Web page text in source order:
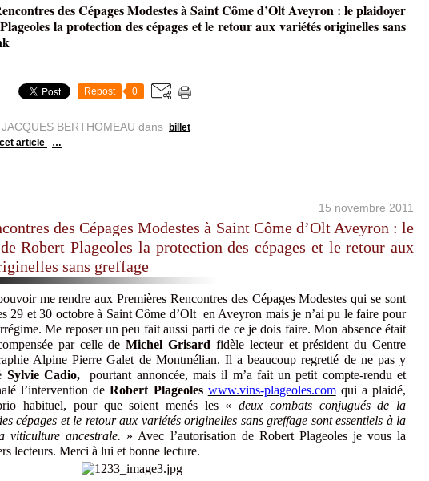
des Cépages Modestes à Saint Côme d’Olt Aveyron : le plaidoyer
la protection des cépages et le retour aux variétés originelles sans
Repost 0
BERTHOMEAU dans
billet
article
…
15 novembre 2011
des Cépages Modestes à Saint Côme d’Olt Aveyron : le
Robert Plageoles la protection des cépages et le retour aux
sans greffage
me rendre aux Premières Rencontres des Cépages Modestes qui se sont
29 et 30 octobre à Saint Côme d’Olt en Aveyron mais je n’ai pu le faire pour
Me reposer un peu fait aussi parti de ce je dois faire. Mon absence était
par celle deMichel Grisard fidèle lecteur et président du Centre
Alpine Pierre Galet de Montmélian. Il a beaucoup regretté de ne pas y
Sylvie Cadio,
pourtant annoncée, mais il m’a fait un petit compte-rendu et
l’intervention deRobert Plageoles www.vins-plageoles.comqui a plaidé,
habituel, pour que soient menés les «deux combats conjugués de la
cépages et le retour aux variétés originelles sans greffage sont essentiels à la
viticulture ancestrale. » Avec l’autorisation de Robert Plageoles je vous la
lecteurs. Merci à lui et bonne lecture.